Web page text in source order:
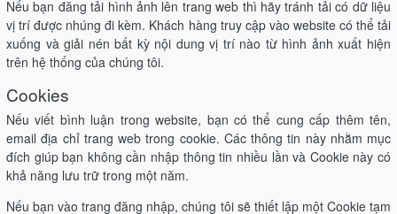
Nếu bạn đăng tải hình ảnh lên trang web thì hãy tránh tải có dữ liệu
vị trí được nhúng đi kèm. Khách hàng truy cập vào website có thể tải
xuống và giải nén bất kỳ nội dung vị trí nào từ hình ảnh xuất hiện
trên hệ thống của chúng tôi.
Cookies
Nếu viết bình luận trong website, bạn có thể cung cấp thêm tên,
email địa chỉ trang web trong cookie. Các thông tin này nhằm mục
đích giúp bạn không cần nhập thông tin nhiều lần và Cookie này có
khả năng lưu trữ trong một năm.
Nếu bạn vào trang đăng nhập, chúng tôi sẽ thiết lập một Cookie tạm